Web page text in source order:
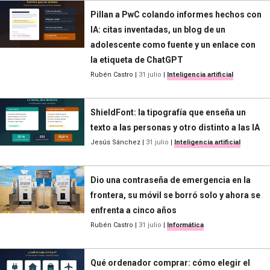
Pillan a PwC colando informes hechos con
IA: citas inventadas, un blog de un
adolescente como fuente y un enlace con
la etiqueta de ChatGPT
Rubén Castro | 31 julio | Inteligencia artificial
ShieldFont: la tipografía que enseña un
texto a las personas y otro distinto a las IA
Jesús Sánchez | 31 julio | Inteligencia artificial
Dio una contraseña de emergencia en la
frontera, su móvil se borró solo y ahora se
enfrenta a cinco años
Rubén Castro | 31 julio | Informática
Qué ordenador comprar: cómo elegir el